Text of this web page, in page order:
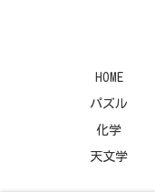
HOME
パズル
化学
天文学